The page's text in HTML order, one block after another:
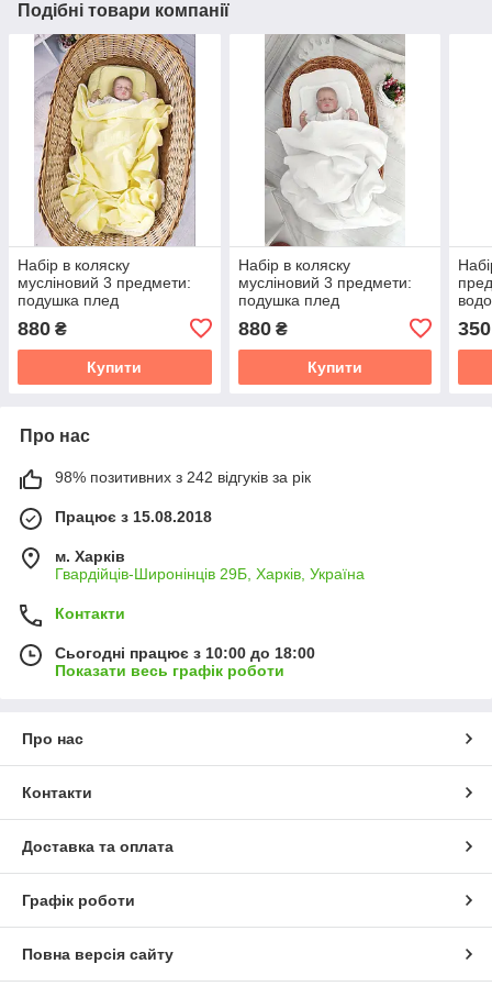
Подібні товари компанії
Набір в коляску
мусліновий 3 предмети:
подушка плед
білизни в дитячий візочок
880 ₴
Купити
Набір в коляску
мусліновий 3 предмети:
подушка плед
білизни в дитячий візочок
880₴
Купити
350
Про нас
98% позитивних з 242 відгуків за рік
Працює з 15.08.2018
м. Харків
Гвардійців-Широнінців 29Б, Харків, Україна
Контакти
Сьогодні працює з 10:00 до 18:00
Показати весь графік роботи
Про нас
Контакти
Доставка та оплата
Графік роботи
Повна версія сайту